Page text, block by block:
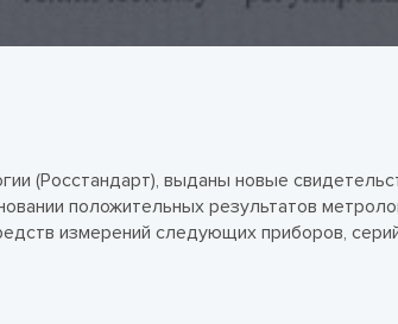
(Росстандарт), выданы новые
положительных результатов
измерений следующих приборов,